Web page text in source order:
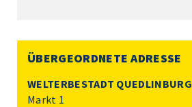
ÜBERGEORDNETE ADRESSE
WELTERBESTADT QUEDLINBURG
Markt 1